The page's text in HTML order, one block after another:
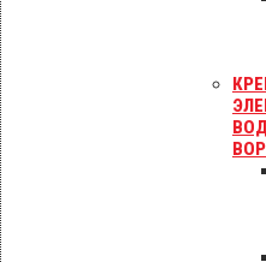
Штук в